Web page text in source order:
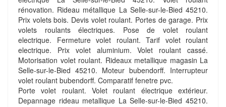
rénovation. Rideau métallique La Selle-sur-le-Bied 45210.
Prix volets bois. Devis volet roulant. Portes de garage. Prix
volets roulants électriques. Pose de volet roulant
electrique. Fermeture volet roulant. Tarif volet roulant
electrique. Prix volet aluminium. Volet roulant cassé.
Motorisation volet roulant. Rideaux metallique magasin La
Selle-sur-le-Bied 45210. Moteur bubendorff. Interrupteur
volet roulant bubendorff. Comparatif fenetre pvc.
Porte volet roulant. Volet roulant électrique extérieur.
Depannage rideau metallique La Selle-sur-le-Bied 45210.